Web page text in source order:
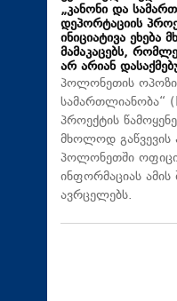
„კანონი და
დეპორტაციის
ინიციატივა ეხება
მამაკაცებს,
არ არიან
პოლონეთის
სამართლიანობა“
პროექტის
მხოლოდ გაწვევის
პოლონეთში
ინფორმაციას ამის
ავრცელებს.